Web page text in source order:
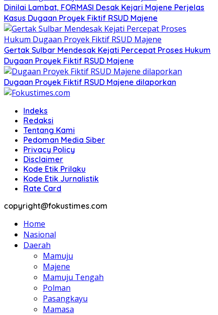
Dinilai Lambat, FORMASI Desak Kejari Majene Perjelas
Kasus Dugaan Proyek Fiktif RSUD Majene
Gertak Sulbar Mendesak Kejati Percepat Proses Hukum
Dugaan Proyek Fiktif RSUD Majene
Dugaan Proyek Fiktif RSUD Majene dilaporkan
Indeks
Redaksi
Tentang Kami
Pedoman Media Siber
Privacy Policy
Disclaimer
Kode Etik Prilaku
Kode Etik Jurnalistik
Rate Card
copyright@fokustimes.com
Home
Nasional
Daerah
Mamuju
Majene
Mamuju Tengah
Polman
Pasangkayu
Mamasa